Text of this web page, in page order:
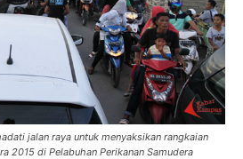
jalan raya untuk menyaksikan rangkaian
2015 di Pelabuhan Perikanan Samudera